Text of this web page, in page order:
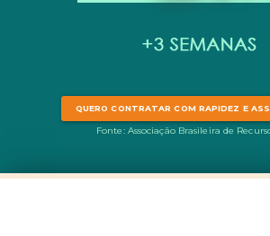
QUERO CONTRATAR COM RAPIDEZ E
Fonte: Associação Brasileira de